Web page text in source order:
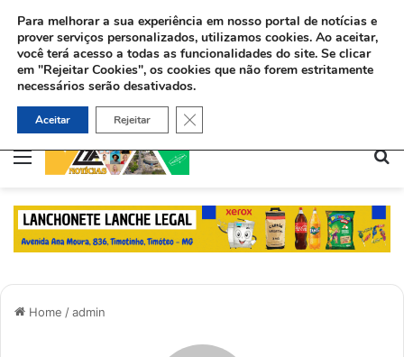
Menu
Home /admin
Para melhorar a sua experiência em nosso portal de notícias e
prover serviços personalizados, utilizamos cookies. Ao aceitar,
você terá acesso a todas as funcionalidades do site. Se clicar
em "Rejeitar Cookies", os cookies que não forem estritamente
necessários serão desativados.
Aceitar Rejeitar Close GDPR Cookie Banner